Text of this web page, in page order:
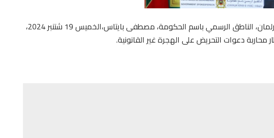
أعلن الوزير المنتدب المكلف بالعلاقات مع البرلمان، الناطق الرسمي باسم الحكومة، مصطفى بايتاس،الخميس 19 شتنبر 2024،